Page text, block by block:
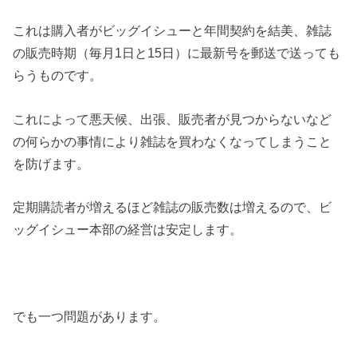
これは購入者がビッグイシューと年間契約を結美、雑誌
の販売時期（毎月1日と15日）に最新号を郵送で送っても
らうものです。
これによって悪天候、出張、販売者が見つからないなど
の何らかの事情により雑誌を買わなくなってしまうこと
を防げます。
定期購読者が増えるほど雑誌の販売数は増えるので、ビ
ッグイシュー本部の経営は安定します。
でも一つ問題があります。